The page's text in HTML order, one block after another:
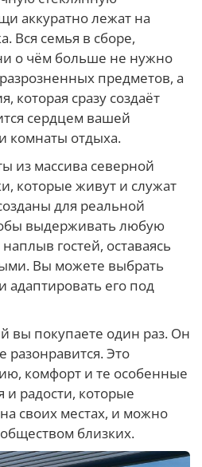
аккуратно лежат на
Вся семья в сборе,
о чём больше не нужно
предметов, а
которая сразу создаёт
сердцем вашей
комнаты отдыха.
из массива северной
которые живут и служат
для реальной
выдерживать любую
гостей, оставаясь
Вы можете выбрать
адаптировать его под
вы покупаете один раз. Он
Это
комфорт и те особенные
радости, которые
своих местах, и можно
близких.